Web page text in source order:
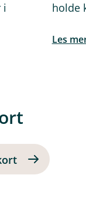
i
holde
Les